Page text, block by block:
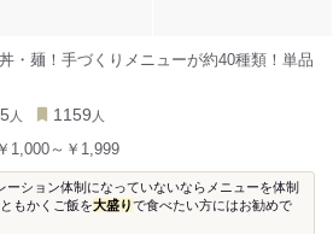
・麺！手づくりメニューが約40種類！単品
人 1159 人
￥1,000～￥1,999
ーション体制になっていないならメニューを体制
もかくご飯を大盛りで食べたい方にはお勧めで